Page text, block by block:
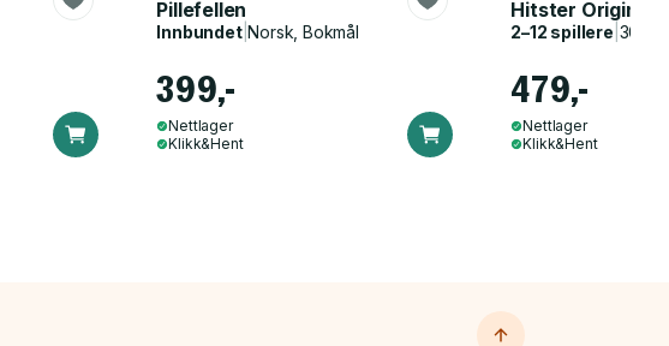
Pillefellen
Innbundet|Norsk, Bokmål
399,-
Nettlager
Klikk&Hent
Hitster Original
2–12 spillere
479,-
Nettlager
Klikk&Hent